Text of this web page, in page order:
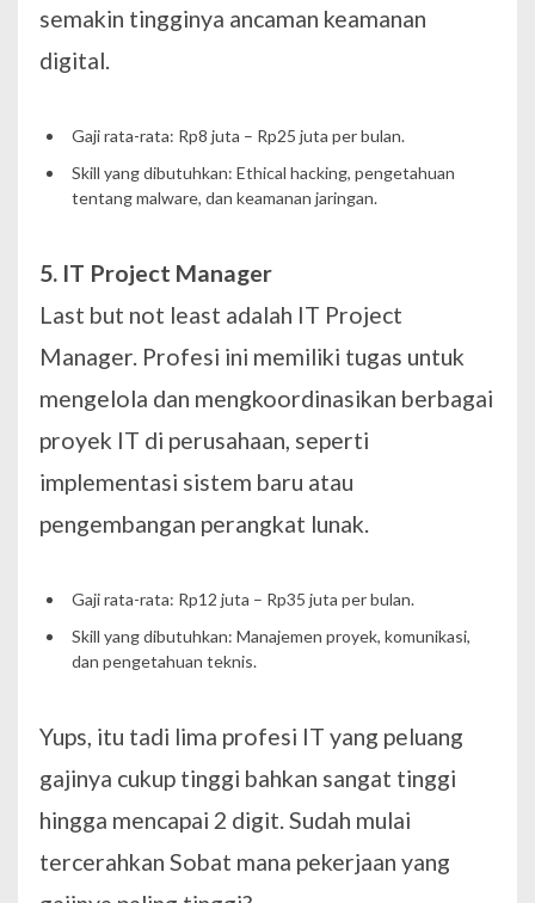
semakin tingginya ancaman keamanan
digital.
Gaji rata-rata: Rp8 juta – Rp25 juta per bulan.
Skill yang dibutuhkan: Ethical hacking, pengetahuan
tentang malware, dan keamanan jaringan.
5. IT Project Manager
Last but not least adalah IT Project
Manager. Profesi ini memiliki tugas untuk
mengelola dan mengkoordinasikan berbagai
proyek IT di perusahaan, seperti
implementasi sistem baru atau
pengembangan perangkat lunak.
Gaji rata-rata: Rp12 juta – Rp35 juta per bulan.
Skill yang dibutuhkan: Manajemen proyek, komunikasi,
dan pengetahuan teknis.
Yups, itu tadi lima profesi IT yang peluang
gajinya cukup tinggi bahkan sangat tinggi
hingga mencapai 2 digit. Sudah mulai
tercerahkan Sobat mana pekerjaan yang